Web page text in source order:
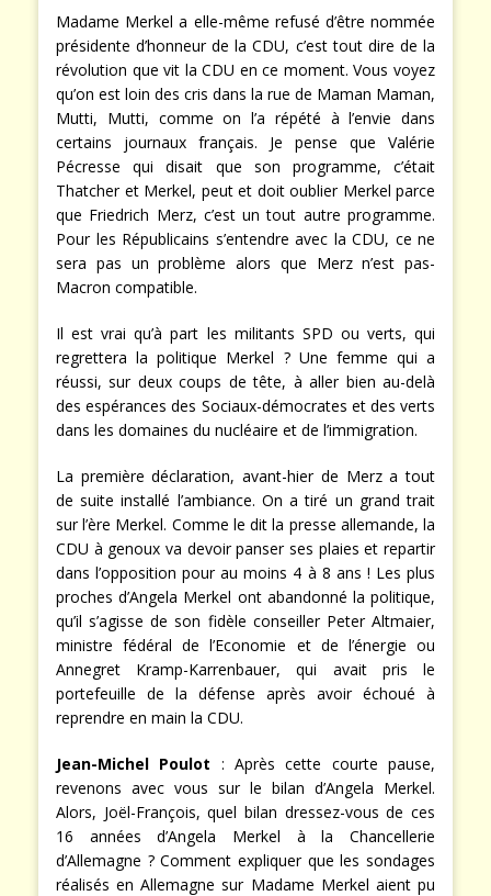
Madame Merkel a elle-même refusé d’être nommée
présidente d’honneur de la CDU, c’est tout dire de la
révolution que vit la CDU en ce moment. Vous voyez
qu’on est loin des cris dans la rue de Maman Maman,
Mutti, Mutti, comme on l’a répété à l’envie dans
certains journaux français. Je pense que Valérie
Pécresse qui disait que son programme, c’était
Thatcher et Merkel, peut et doit oublier Merkel parce
que Friedrich Merz, c’est un tout autre programme.
Pour les Républicains s’entendre avec la CDU, ce ne
sera pas un problème alors que Merz n’est pas-
Macron compatible.
Il est vrai qu’à part les militants SPD ou verts, qui
regrettera la politique Merkel ? Une femme qui a
réussi, sur deux coups de tête, à aller bien au-delà
des espérances des Sociaux-démocrates et des verts
dans les domaines du nucléaire et de l’immigration.
La première déclaration, avant-hier de Merz a tout
de suite installé l’ambiance. On a tiré un grand trait
sur l’ère Merkel. Comme le dit la presse allemande, la
CDU à genoux va devoir panser ses plaies et repartir
dans l’opposition pour au moins 4 à 8 ans ! Les plus
proches d’Angela Merkel ont abandonné la politique,
qu’il s’agisse de son fidèle conseiller Peter Altmaier,
ministre fédéral de l’Economie et de l’énergie ou
Annegret Kramp-Karrenbauer, qui avait pris le
portefeuille de la défense après avoir échoué à
reprendre en main la CDU.
Jean-Michel Poulot : Après cette courte pause,
revenons avec vous sur le bilan d’Angela Merkel.
Alors, Joël-François, quel bilan dressez-vous de ces
16 années d’Angela Merkel à la Chancellerie
d’Allemagne ? Comment expliquer que les sondages
réalisés en Allemagne sur Madame Merkel aient pu